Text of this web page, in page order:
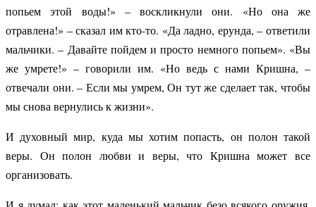
попьем этой воды!» – воскликнули они. «Но она же
отравлена!» – сказал им кто-то. «Да ладно, ерунда, – ответили
мальчики. – Давайте пойдем и просто немного попьем». «Вы
же умрете!» – говорили им. «Но ведь с нами Кришна, –
отвечали они. – Если мы умрем, Он тут же сделает так, чтобы
мы снова вернулись к жизни».
И духовный мир, куда мы хотим попасть, он полон такой
веры. Он полон любви и веры, что Кришна может все
организовать.